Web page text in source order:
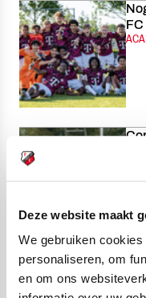
Deze website maakt
We gebruiken
personaliseren, om
en om ons